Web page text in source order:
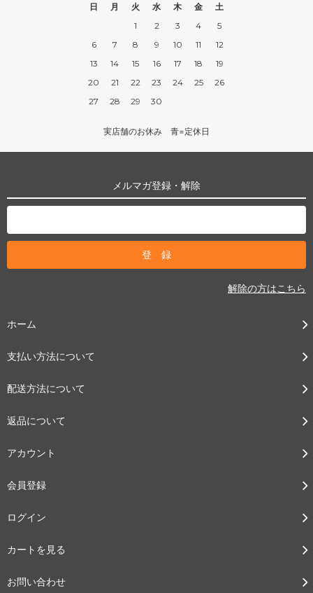
日
月 火 水 木 金
土
1
2 3 4
5
6
7 8 9 10 11
12
13
14 15 16 17 18
19
20
21 22 23 24 25
26
27
28 29 30
実店舗のお休み 青=定休日
メルマガ登録・解除
解除の方はこちら
ホーム
支払い方法について
配送方法について
返品について
アカウント
会員登録
ログイン
カートを見る
お問い合わせ